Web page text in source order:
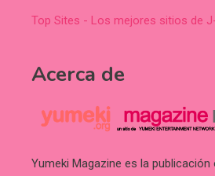
Top Sites - Los mejores sitios de
Acerca de
Yumeki Magazine es la